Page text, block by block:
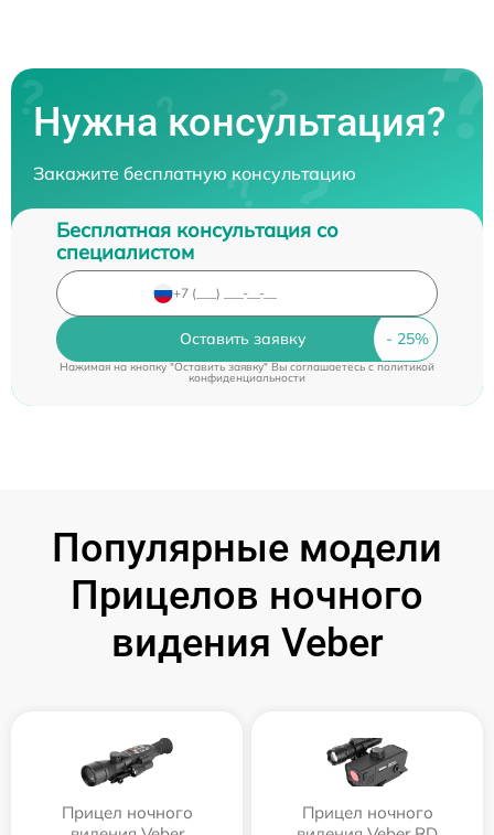
Нужна консультация?
Закажите бесплатную консультацию
Бесплатная консультация со
специалистом
Оставить заявку
Нажимая на кнопку "Оставить заявку" Вы соглашаетесь cполитикой
конфиденциальности
Популярные модели
Прицелов ночного
видения Veber
Прицел ночного
Прицел ночного